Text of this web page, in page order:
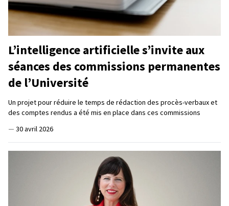
L’intelligence artificielle s’invite aux
séances des commissions permanentes
de l’Université
Un projet pour réduire le temps de rédaction des procès-verbaux et
des comptes rendus a été mis en place dans ces commissions
— 30 avril 2026